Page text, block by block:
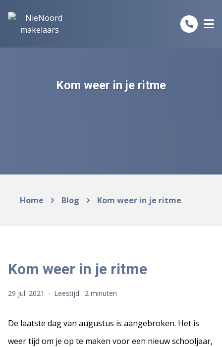
Kom weer in je ritme
Home Blog Kom weer in je ritme
Kom weer in je ritme
29 jul. 2021 · Leestijd: 2 minuten
De laatste dag van augustus is aangebroken. Het is
weer tijd om je op te maken voor een nieuw schooljaar,